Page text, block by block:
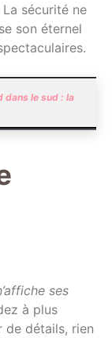
sécurité ne
son éternel
dans le sud : la
ses
à plus
de détails, rien